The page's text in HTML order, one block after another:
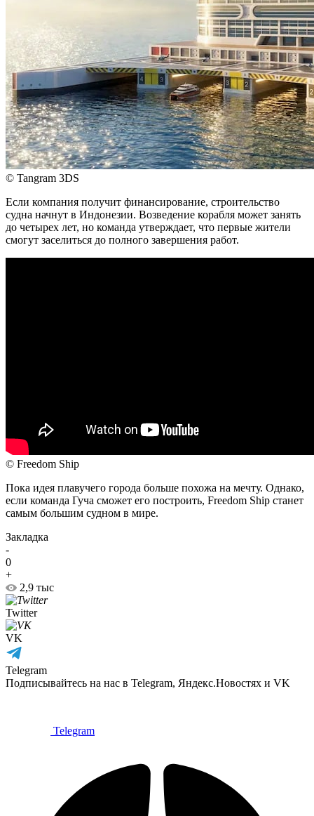
© Tangram 3DS
Если компания получит финансирование, строительство
судна начнут в Индонезии. Возведение корабля может занять
до четырех лет, но команда утверждает, что первые жители
смогут заселиться до полного завершения работ.
© Freedom Ship
Пока идея плавучего города больше похожа на мечту. Однако,
если команда Гуча сможет его построить, Freedom Ship станет
самым большим судном в мире.
Закладка
-
0
+
2,9 тыс
Twitter
VK
Telegram
Подписывайтесь на нас в Telegram, Яндекс.Новостях и VK
Telegram